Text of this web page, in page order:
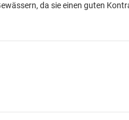
da sie einen guten